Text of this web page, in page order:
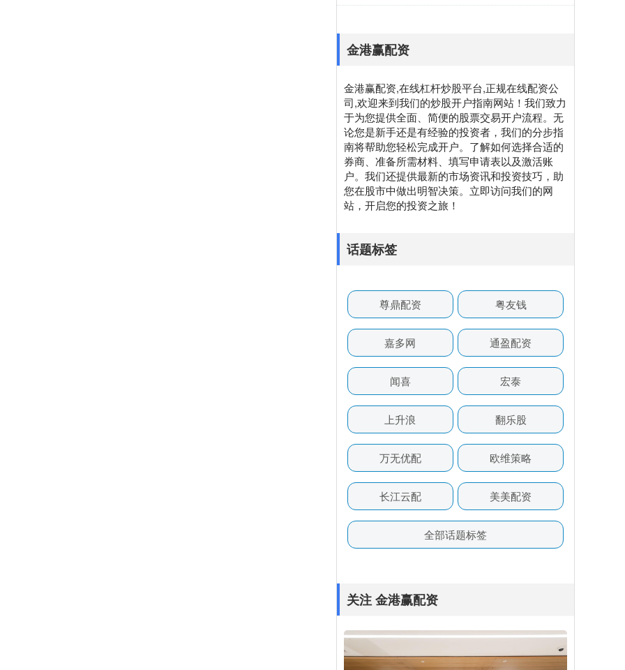
金港赢配资
金港赢配资,在线杠杆炒股平台,正规在线配资公
司,欢迎来到我们的炒股开户指南网站！我们致力
于为您提供全面、简便的股票交易开户流程。无
论您是新手还是有经验的投资者，我们的分步指
南将帮助您轻松完成开户。了解如何选择合适的
券商、准备所需材料、填写申请表以及激活账
户。我们还提供最新的市场资讯和投资技巧，助
您在股市中做出明智决策。立即访问我们的网
站，开启您的投资之旅！
话题标签
尊鼎配资 粤友钱
嘉多网 通盈配资
闻喜 宏泰
上升浪 翻乐股
万无优配 欧维策略
长江云配 美美配资
全部话题标签
关注 金港赢配资